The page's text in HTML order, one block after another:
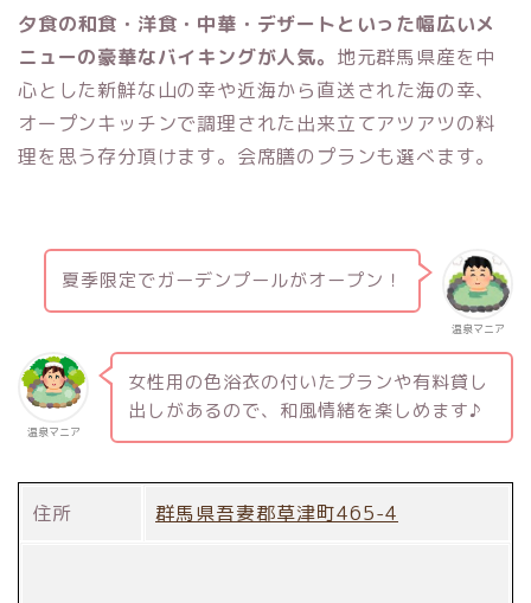
夕食の和食・洋食・中華・デザートといった幅広いメ
ニューの豪華なバイキングが人気。 地元群馬県産を中
心とした新鮮な山の幸や近海から直送された海の幸、
オープンキッチンで調理された出来立てアツアツの料
理を思う存分頂けます。会席膳のプランも選べます。
温泉マニア
夏季限定でガーデンプールがオープン！
温泉マニア
女性用の色浴衣の付いたプランや有料貸し
出しがあるので、和風情緒を楽しめます♪
住所 群馬県吾妻郡草津町465-4